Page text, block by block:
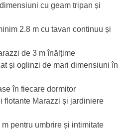
cu geam tripan și
2.8 m cu tavan continuu și
de 3 m înălțime
și oglinzi de mari dimensiuni în
în fiecare dormitor
flotante Marazzi și jardiniere
pentru umbrire și intimitate